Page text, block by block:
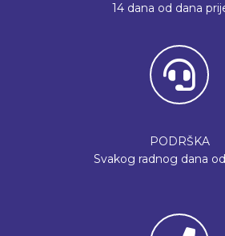
14 dana od dana
PODRŠKA
Svakog radnog dana